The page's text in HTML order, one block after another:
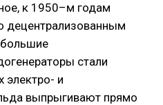
к 1950–м годам
децентрализованным
стали
электро- и
выпрыгивают прямо